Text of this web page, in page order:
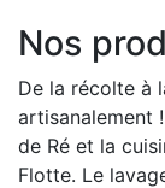
Nos
De la récolte à
artisanalement
de Ré et la
Flotte. Le